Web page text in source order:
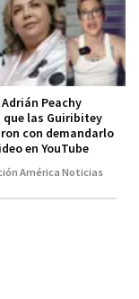
Peachy
que las Guiribitey
con demandarlo
en YouTube
América Noticias